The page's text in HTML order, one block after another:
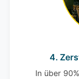
4.
In über